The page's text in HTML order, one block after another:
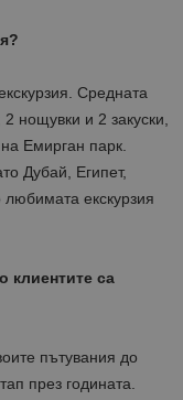
Средната
нощувки и 2 закуски,
Емирган парк.
Дубай, Египет,
екскурзия
клиентите са
пътувания до
през годината.